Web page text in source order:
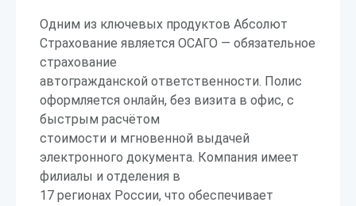
Одним из ключевых продуктов Абсолют
Страхование является ОСАГО — обязательное
страхование
автогражданской ответственности. Полис
оформляется онлайн, без визита в офис, с
быстрым расчётом
стоимости и мгновенной выдачей
электронного документа. Компания имеет
филиалы и отделения в
17 регионах России, что обеспечивает